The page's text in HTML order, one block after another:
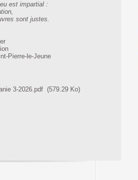
est impartial :
sont justes.
Pierre-le-Jeune
3-2026.pdf (579.29 Ko)